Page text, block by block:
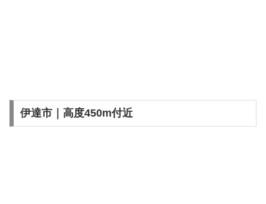
伊達市｜高度450m付近